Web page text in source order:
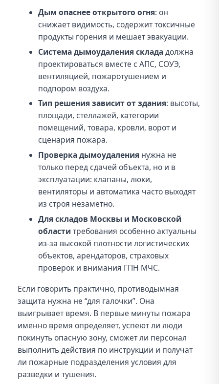
Дым опаснее открытого огня: он
снижает видимость, содержит токсичные
продукты горения и мешает эвакуации.
Система дымоудаления склададолжна
проектироваться вместе с АПС, СОУЭ,
вентиляцией, пожаротушением и
подпором воздуха.
Тип решения зависит от здания: высоты,
площади, стеллажей, категории
помещений, товара, кровли, ворот и
сценария пожара.
Проверка дымоудаления нужна не
только перед сдачей объекта, но и в
эксплуатации: клапаны, люки,
вентиляторы и автоматика часто выходят
из строя незаметно.
Для складов Москвы и Московской
области требования особенно актуальны
из-за высокой плотности логистических
объектов, арендаторов, страховых
проверок и внимания ГПН МЧС.
Если говорить практично, противодымная
защита нужна не “для галочки”. Она
выигрывает время. В первые минуты пожара
именно время определяет, успеют ли люди
покинуть опасную зону, сможет ли персонал
выполнить действия по инструкции и получат
ли пожарные подразделения условия для
разведки и тушения.